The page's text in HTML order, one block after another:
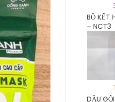
BỒ KẾT
– NCT3
DẦU